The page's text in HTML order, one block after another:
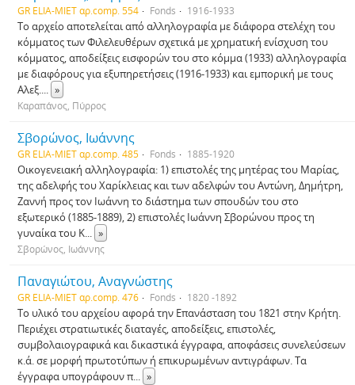
GR ELIA-MIET αρ.comp. 554 Fonds 1916-1933
Το αρχείο αποτελείται από αλληλογραφία με διάφορα στελέχη του
κόμματος των Φιλελευθέρων σχετικά με χρηματική ενίσχυση του
κόμματος, αποδείξεις εισφορών του στο κόμμα (1933) αλληλογραφία
με διαφόρους για εξυπηρετήσεις (1916-1933) και εμπορική με τους
Αλεξ.... »
Καραπάνος, Πύρρος
Σβορώνος, Ιωάννης
GR ELIA-MIET αρ.comp. 485 Fonds 1885-1920
Οικογενειακή αλληλογραφία: 1) επιστολές της μητέρας του Μαρίας,
της αδελφής του Χαρίκλειας και των αδελφών του Αντώνη, Δημήτρη,
Ζαννή προς τον Ιωάννη το διάστημα των σπουδών του στο
εξωτερικό (1885-1889), 2) επιστολές Ιωάννη Σβορώνου προς τη
γυναίκα του Κ... »
Σβορώνος, Ιωάννης
Παναγιώτου, Αναγνώστης
GR ELIA-MIET αρ.comp. 476 Fonds 1820 -1892
Το υλικό του αρχείου αφορά την Επανάσταση του 1821 στην Κρήτη.
Περιέχει στρατιωτικές διαταγές, αποδείξεις, επιστολές,
συμβολαιογραφικά και δικαστικά έγγραφα, αποφάσεις συνελεύσεων
κ.ά. σε μορφή πρωτοτύπων ή επικυρωμένων αντιγράφων. Τα
έγγραφα υπογράφουν π... »